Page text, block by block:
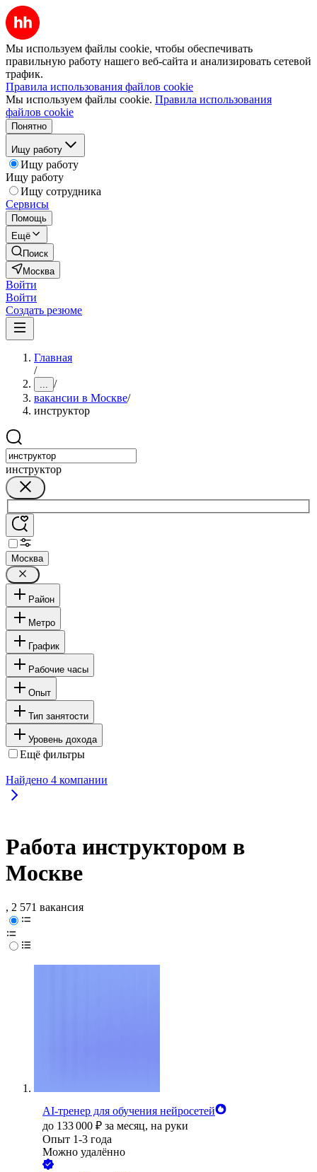
Мы используем файлы cookie, чтобы обеспечивать
правильную работу нашего веб-сайта и анализировать сетевой
трафик.
Правила использования файлов cookie
Мы используем файлы cookie. Правила использования
файлов cookie
Понятно
Ищу работу
Ищу работу
Ищу работу
Ищу сотрудника
Сервисы
Помощь
Ещё
Поиск
Москва
Войти
Войти
Создать резюме
Главная
/
... /
вакансии в Москве/
инструктор
инструктор
Москва
Район
Метро
График
Рабочие часы
Опыт
Тип занятости
Уровень дохода
Ещё фильтры
Найдено 4 компании
Работа инструктором в
Москве
, 2 571 вакансия
AI-тренер для обучения нейросетей
до 133 000 ₽ за месяц, на руки
Опыт 1-3 года
Можно удалённо